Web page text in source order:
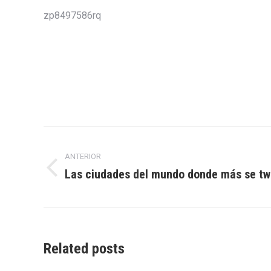
zp8497586rq
entre
ANTERIOR
Entrada
Las ciudades del mundo donde más se
Related posts